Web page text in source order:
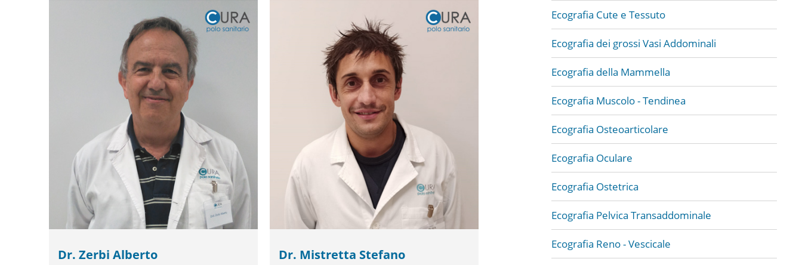
Dr. Zerbi Alberto Dr. Mistretta Stefano
Ecografia Cute e Tessuto
Ecografia dei grossi Vasi Addominali
Ecografia della Mammella
Ecografia Muscolo - Tendinea
Ecografia Osteoarticolare
Ecografia Oculare
Ecografia Ostetrica
Ecografia Pelvica Transaddominale
Ecografia Reno - Vescicale